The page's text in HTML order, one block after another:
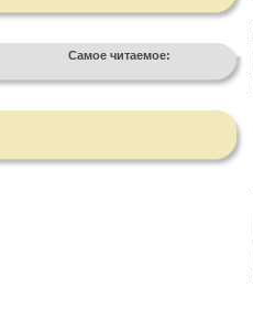
Самое читаемое: